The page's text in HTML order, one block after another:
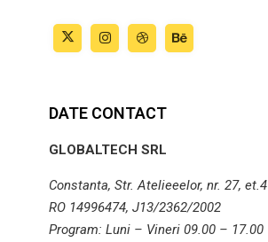
DATE CONTACT
GLOBALTECH SRL
Constanta, Str. Atelieeelor, nr. 27, et.4
RO 14996474, J13/2362/2002
Program: Luni – Vineri 09.00 – 17.00